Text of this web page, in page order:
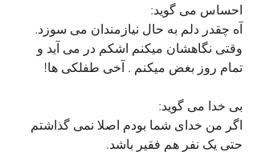
احساس می گوید:
آه چقدر دلم به حال نیازمندان می سوزد.
وقتی نگاهشان میکنم اشکم در می آید و
تمام روز بغض میکنم . آخی طفلکی ها!
بی خدا می گوید:
اگر من خدای شما بودم اصلا نمی گذاشتم
حتی یک نفر هم فقیر باشد.